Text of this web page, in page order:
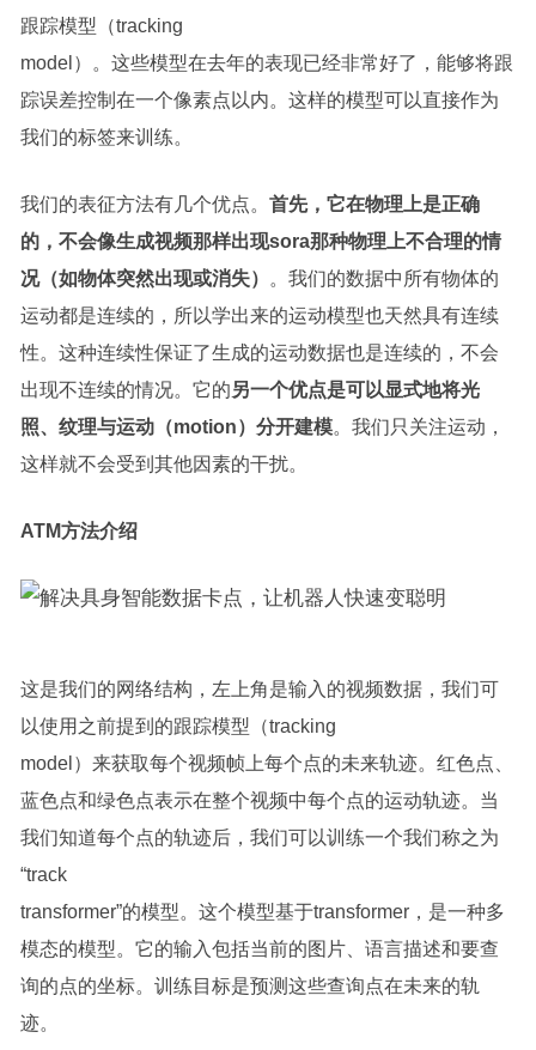
跟踪模型（tracking
model）。这些模型在去年的表现已经非常好了，能够将跟
踪误差控制在一个像素点以内。这样的模型可以直接作为
我们的标签来训练。
我们的表征方法有几个优点。 首先，它在物理上是正确
的，不会像生成视频那样出现sora那种物理上不合理的情
况（如物体突然出现或消失）
。我们的数据中所有物体的
运动都是连续的，所以学出来的运动模型也天然具有连续
性。这种连续性保证了生成的运动数据也是连续的，不会
出现不连续的情况。它的另一个优点是可以显式地将光
照、纹理与运动（motion）分开建模。我们只关注运动，
这样就不会受到其他因素的干扰。
ATM方法介绍
这是我们的网络结构，左上角是输入的视频数据，我们可
以使用之前提到的跟踪模型（tracking
model）来获取每个视频帧上每个点的未来轨迹。红色点、
蓝色点和绿色点表示在整个视频中每个点的运动轨迹。当
我们知道每个点的轨迹后，我们可以训练一个我们称之为
“track
transformer”的模型。这个模型基于transformer，是一种多
模态的模型。它的输入包括当前的图片、语言描述和要查
询的点的坐标。训练目标是预测这些查询点在未来的轨
迹。